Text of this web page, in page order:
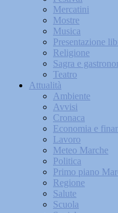
Mercatini
Mostre
Musica
Presentazione
Religione
Sagra e
Teatro
Attualità
Ambiente
Avvisi
Cronaca
Economia e
Lavoro
Meteo Marche
Politica
Primo piano
Regione
Salute
Scuola